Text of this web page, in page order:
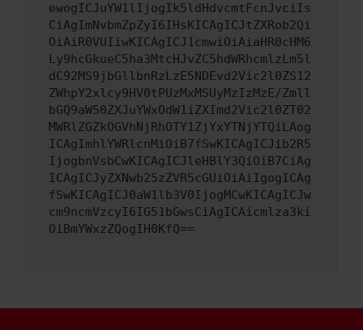
ewogICJuYW1lIjogIk5ldHdvcmtFcnJvciIs
CiAgImNvbmZpZyI6IHsKICAgICJtZXRob2Qi
OiAiR0VUIiwKICAgICJ1cmwiOiAiaHR0cHM6
Ly9hcGkueC5ha3MtcHJvZC5hdWRhcmlzLm5l
dC92MS9jbGllbnRzLzE5NDEvd2Vic2l0ZS12
ZWhpY2xlcy9HV0tPUzMxMSUyMzIzMzE/Zmll
bGQ9aW50ZXJuYWxOdW1iZXImd2Vic2l0ZT02
MWRlZGZkOGVhNjRhOTY1ZjYxYTNjYTQiLAog
ICAgImhlYWRlcnMiOiB7fSwKICAgICJib2R5
IjogbnVsbCwKICAgICJleHBlY3QiOiB7CiAg
ICAgICJyZXNwb25zZVR5cGUiOiAiIgogICAg
fSwKICAgICJ0aW1lb3V0IjogMCwKICAgICJw
cm9ncmVzcyI6IG51bGwsCiAgICAicmlza3ki
OiBmYWxzZQogIH0KfQ==